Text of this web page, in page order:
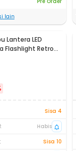
lain
Lantera LED
Flashlight Retro
Sisa 4
Habis
Sisa 10